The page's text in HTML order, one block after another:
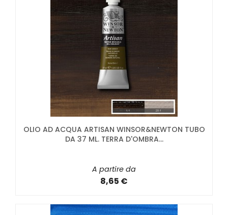
OLIO AD ACQUA ARTISAN WINSOR&NEWTON TUBO
DA 37 ML. TERRA D'OMBRA...
A partire da
8,65 €